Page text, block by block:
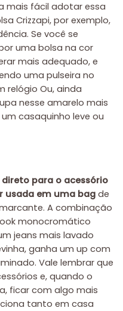
mais fácil adotar essa
Crizzapi, por exemplo,
Se você se
uma bolsa na cor
mais adequado, e
uma pulseira no
relógio Ou, ainda
nesse amarelo mais
casaquinho leve ou
para o acessório
usada em uma bag de
A combinação
monocromático
jeans mais lavado
ganha um up com
Vale lembrar que
e, quando o
ficar com algo mais
tanto em casa